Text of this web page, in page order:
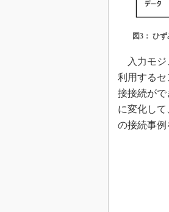
図3： ひ
入力モジ
利用する
接接続が
に変化し
の接続事例